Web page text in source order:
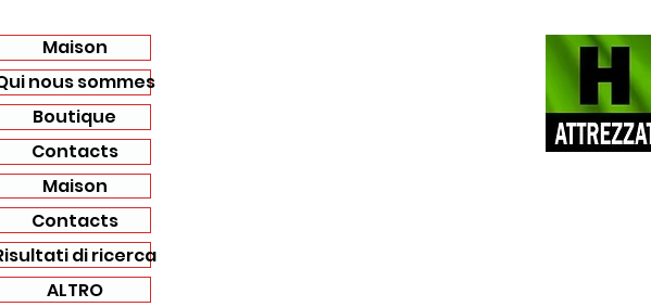
Maison
nous sommes
Boutique
Contacts
Maison
Contacts
di ricerca
ALTRO